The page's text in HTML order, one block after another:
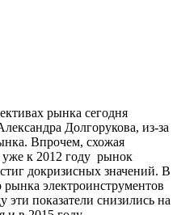
рынка сегодня
Долгорукова, из-за
Впрочем, схожая
уже к 2012 году рынок
докризисных значений. В
рынка электроинструментов
эти показатели снизились на